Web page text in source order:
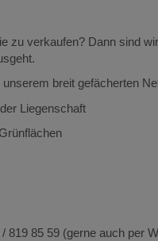
zu verkaufen? Dann sind
breit gefächerten
Liegenschaft
819 85 59 (gerne auch per